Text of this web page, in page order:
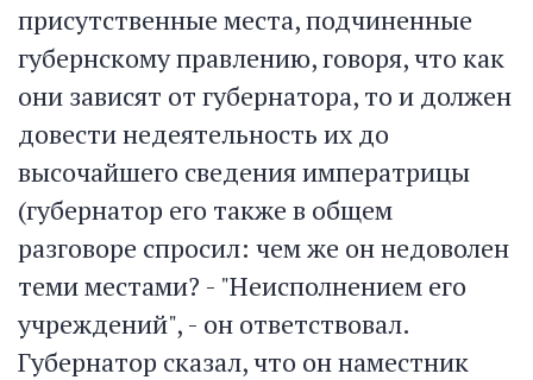
присутственные места, подчиненные
губернскому правлению, говоря, что как
они зависят от губернатора, то и должен
довести недеятельность их до
высочайшего сведения императрицы
(губернатор его также в общем
разговоре спросил: чем же он недоволен
теми местами? - "Неисполнением его
учреждений", - он ответствовал.
Губернатор сказал, что он наместник